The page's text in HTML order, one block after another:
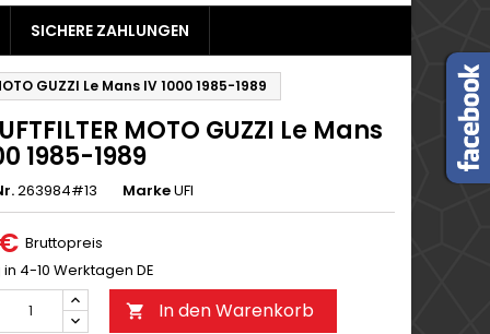
SICHERE ZAHLUNGEN
GUZZI Le Mans IV 1000 1985-1989
MOTO GUZZI Le Mans
1985-1989
263984#13 MarkeUFI
Bruttopreis
4-10 Werktagen DE
 In den Warenkorb